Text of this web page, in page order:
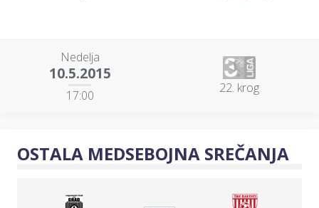
Nedelja
10.5.2015
17:00 22. krog
OSTALA MEDSEBOJNA SREČANJA